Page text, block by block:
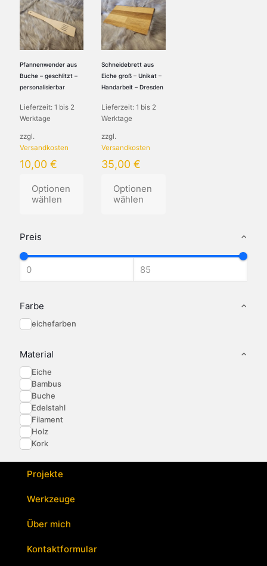
Preis
Farbe
eichefarben
Material
Eiche
Bambus
Buche
Edelstahl
Filament
Holz
Kork
mehrere
Varianten
auf.
Die
Optionen
können
auf
der
gewählt
werden
mehrere
Varianten
auf.
Die
Optionen
können
auf
der
gewählt
werden
Pfannenwender aus
Buche – geschlitzt –
personalisierbar
Lieferzeit: 1 bis 2
Werktage
zzgl.
Versandkosten
10,00 €
Optionen
wählen
Produkt
mehrere
Varianten
Optionen
gewählt
werden
Schneidebrett aus
Eiche groß – Unikat –
Handarbeit – Dresden
Lieferzeit:1 bis 2
Werktage
zzgl.
Versandkosten
35,00€
Optionen
wählen
mehrere
Projekte
Werkzeuge
Über mich
Kontaktformular